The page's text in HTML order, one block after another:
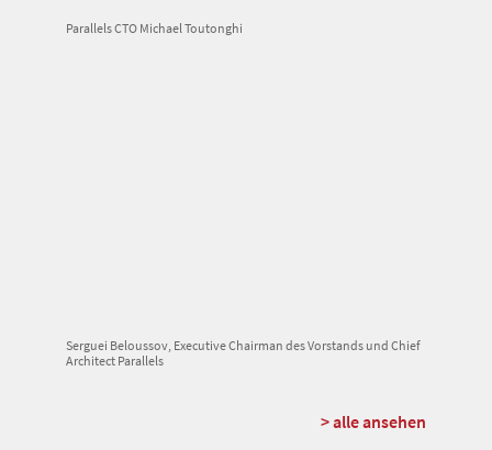
Parallels CTO Michael Toutonghi
Serguei Beloussov, Executive Chairman des Vorstands und Chief
Architect Parallels
> alle ansehen